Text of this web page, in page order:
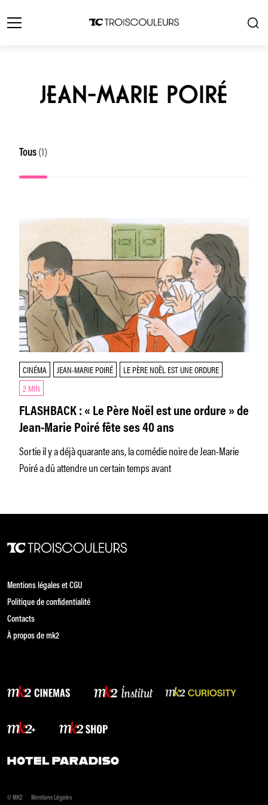
JEAN-MARIE POIRÉ
Tous (1)
CINÉMA JEAN-MARIE POIRÉ
LE PÈRE NOËL EST UNE ORDURE
2 MIN
FLASHBACK : « Le Père Noël est une ordure » de
Jean-Marie Poiré fête ses 40 ans
Sortie il y a déjà quarante ans, la comédie noire de Jean-Marie
Poiré a dû attendre un certain temps avant
Mentions légales et CGU
Politique de confidentialité
Contacts
À propos de mk2
© MK2 Mentions Légales